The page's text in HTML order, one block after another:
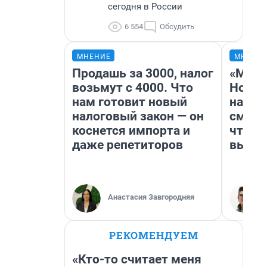
сегодня в России
6 554 Обсудить
МНЕНИЕ
Продашь за 3000, налог
возьмут с 4000. Что
нам готовит новый
налоговый закон — он
коснется импорта и
даже репетиторов
Анастасия Завгородняя
«Мы
РЕКОМЕНДУЕМ
«Кто-то считает меня